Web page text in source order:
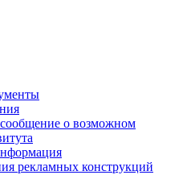
о возможном
рекламных конструкций